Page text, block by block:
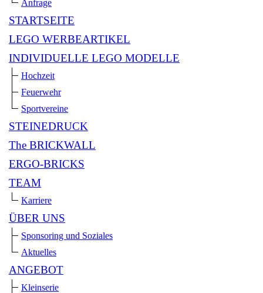
Anfrage
STARTSEITE
LEGO WERBEARTIKEL
INDIVIDUELLE LEGO MODELLE
Hochzeit
Feuerwehr
Sportvereine
STEINEDRUCK
The BRICKWALL
ERGO-BRICKS
TEAM
Karriere
ÜBER UNS
Sponsoring und Soziales
Aktuelles
ANGEBOT
Kleinserie